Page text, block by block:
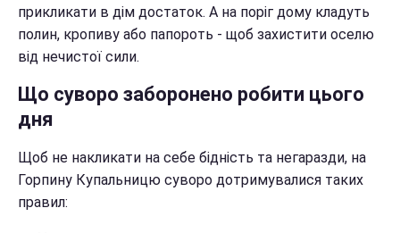
прикликати в дім достаток. А на поріг дому кладуть
полин, кропиву або папороть - щоб захистити оселю
від нечистої сили.
Що суворо заборонено робити цього
дня
Щоб не накликати на себе бідність та негаразди, на
Горпину Купальницю суворо дотримувалися таких
правил: